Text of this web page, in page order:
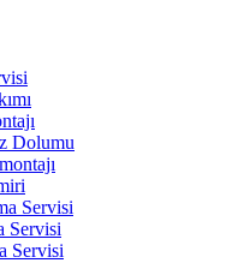
Dolumu
Servisi
Servisi
Servisi